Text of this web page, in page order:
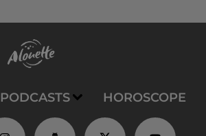
PODCASTS HOROSCOPE